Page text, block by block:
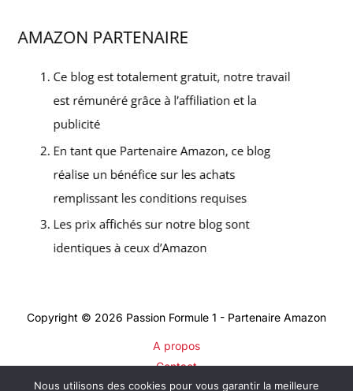
Copyright © 2026 Passion Formule 1 - Partenaire Amazon
A propos
Contact
Plan du site
Nous utilisons des cookies pour vous garantir la meilleure